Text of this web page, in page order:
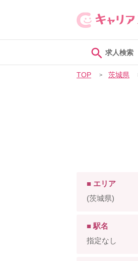
求人検索
TOP 茨城県
■ エリア
(茨城県)
■ 駅名
指定なし